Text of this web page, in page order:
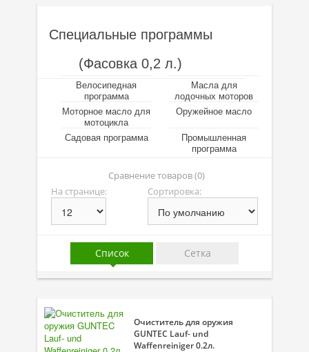
Минеральные масла
Масло с молибденом
Линейка масел Molygen
Линейка масел Top Tec
Линейка масел Special Tec
Линейка масел Optimal
Присадки
Присадки в масло
Присадки в системы охлаждения
Присадки в топливо
Трансмиссионные масла
Специальные программы
(Фасовка 0,2 л.)
Велосипедная
программа
Масла для
лодочных моторов
Моторное масло для
мотоцикла
Оружейное масло
Садовая программа
Промышленная
программа
Сравнение товаров (0)
На странице:
Сортировка:
Список Сетка
Очиститель для оружия
GUNTEC Lauf- und
Waffenreiniger 0.2л.